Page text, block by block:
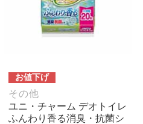
お値下げ
その他
ユニ・チャーム デオトイレ
ふんわり香る消臭・抗菌シ